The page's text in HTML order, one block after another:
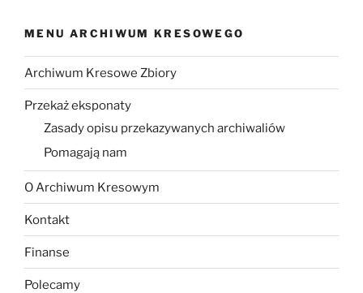
MENU ARCHIWUM KRESOWEGO
Archiwum Kresowe Zbiory
Przekaż eksponaty
Zasady opisu przekazywanych archiwaliów
Pomagają nam
O Archiwum Kresowym
Kontakt
Finanse
Polecamy